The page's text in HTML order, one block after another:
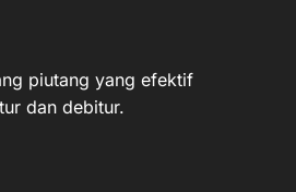
piutang yang efektif
dan debitur.